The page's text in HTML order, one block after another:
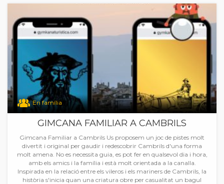
En família
GIMCANA FAMILIAR A CAMBRILS
Gimcana Familiar a Cambrils Us proposem un joc de pistes molt
divertit i original per gaudir i redescobrir Cambrils d'una forma
molt amena. No es necessita guia, es pot fer en qualsevol dia i hora,
amb els amics i la família i està molt orientada a la canalla.
Inspirada en la relació entre els vileros i els mariners de Cambrils, la
història s'inicia quan una criatura obre per casualitat un bagul